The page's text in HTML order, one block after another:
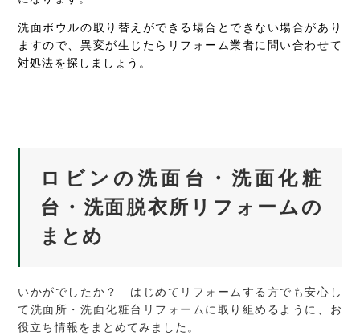
洗面ボウルの取り替えができる場合とできない場合があり
ますので、異変が生じたらリフォーム業者に問い合わせて
対処法を探しましょう。
ロビンの洗面台・洗面化粧
台・洗面脱衣所リフォームの
まとめ
いかがでしたか？ はじめてリフォームする方でも安心し
て洗面所・洗面化粧台リフォームに取り組めるように、お
役立ち情報をまとめてみました。